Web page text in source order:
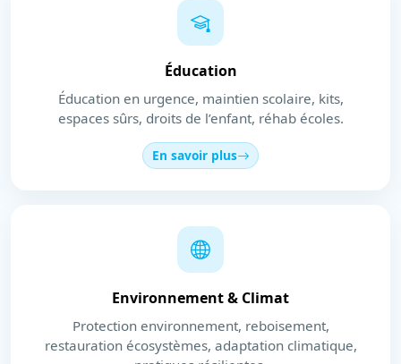
Éducation
Éducation en urgence, maintien scolaire, kits,
espaces sûrs, droits de l’enfant, réhab écoles.
En savoir plus
Environnement & Climat
Protection environnement, reboisement,
restauration écosystèmes, adaptation climatique,